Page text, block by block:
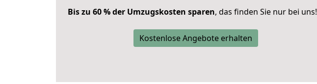
Bis zu 60 % der Umzugskosten sparen, das finden Sie nur bei uns!
Kostenlose Angebote erhalten